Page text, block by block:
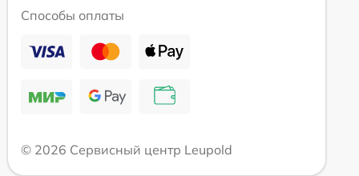
Способы оплаты
© 2026 Сервисный центр Leupold